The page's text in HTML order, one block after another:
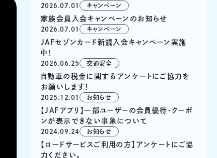
2026.07.01 キャンペーン
家族会員入会キャンペーンのお知らせ
2026.07.01 キャンペーン
JAFセゾンカード新規入会キャンペーン実施
中！
2026.06.25 交通安全
自動車の税金に関するアンケートにご協力を
お願いします！
2025.12.01 お知らせ
【JAFアプリ】一部ユーザーの会員優待・クーポ
ンが表示できない事象について
2024.09.24 お知らせ
【ロードサービスご利用の方】アンケートにご協
力ください。